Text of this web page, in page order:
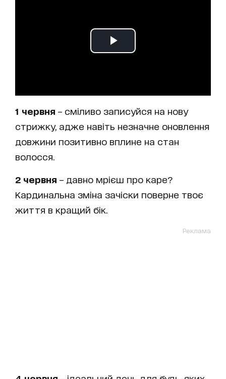
1 червня – сміливо записуйся на нову
стрижку, адже навіть незначне оновлення
довжини позитивно вплине на стан
волосся.
2 червня – давно мрієш про каре?
Кардинальна зміна зачіски поверне твоє
життя в кращий бік.
Реклама